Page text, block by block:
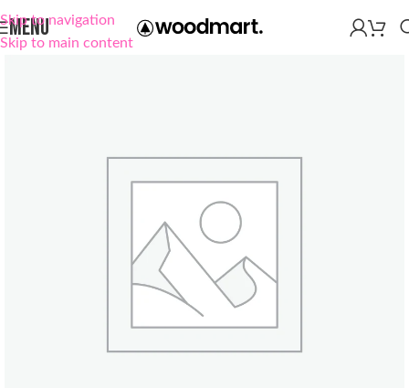
Skip to navigation
Skip to main content
MENU